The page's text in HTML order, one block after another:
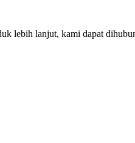
lebih lanjut, kami dapat